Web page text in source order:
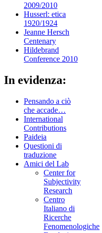
2009/2010
Husserl: etica
1920/1924
Jeanne Hersch
Centenary
Hildebrand
Conference 2010
In evidenza:
Pensando a ciò
che accade…
International
Contributions
Paideia
Questioni di
traduzione
Amici del Lab
Center for
Subjectivity
Research
Centro
Italiano di
Ricerche
Fenomenologiche